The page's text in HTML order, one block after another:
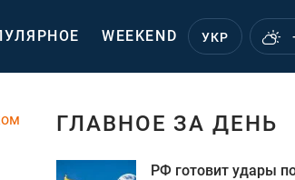
WEEKEND УКР
ГЛАВНОЕ ЗА ДЕНЬ
РФ готовит удары